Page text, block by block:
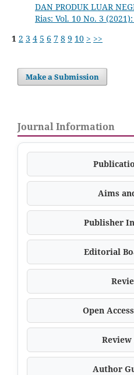
DAN PRODUK LUAR
Rias: Vol. 10 No. 3
1 2 3 4 5 6 7 8 9 10 > >>
Make a Submission
Journal Information
Aims
Publisher
Editorial
Open
Author